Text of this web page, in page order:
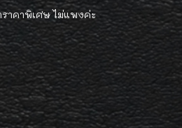
าคาพิเศษ ไม่แพงค่ะ